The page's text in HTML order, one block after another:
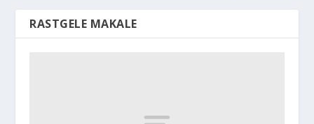
RASTGELE MAKALE